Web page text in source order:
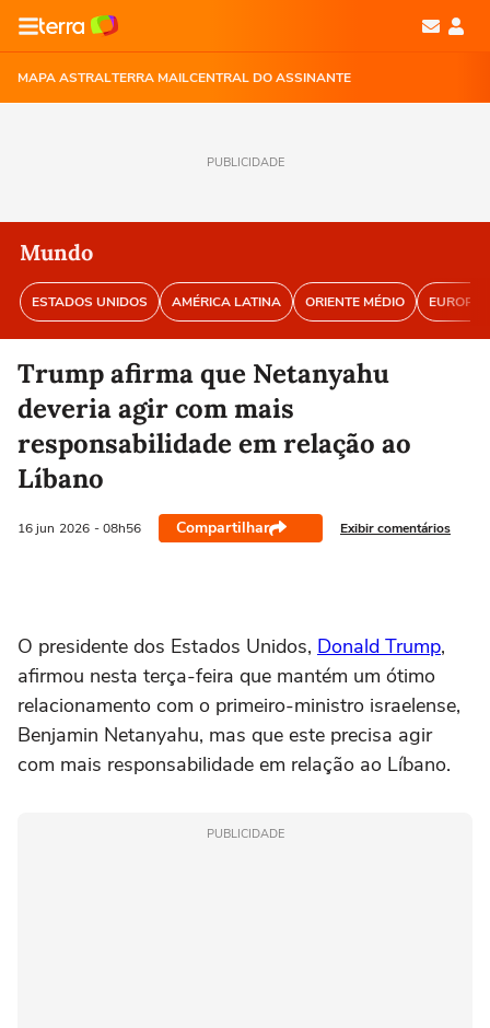
MAPA ASTRALTERRA MAILCENTRAL DO ASSINANTE
PUBLICIDADE
Mundo
ESTADOS UNIDOS AMÉRICA LATINA ORIENTE MÉDIO EUROPA
Trump afirma que Netanyahu
deveria agir com mais
responsabilidade em relação ao
Líbano
16 jun 2026 - 08h56 Compartilhar Exibir comentários
O presidente dos Estados Unidos, Donald Trump,
⁠afirmou nesta ‌terça-feira que mantém um ‌ótimo
‌relacionamento com ⁠o primeiro-ministro israelense,
Benjamin Netanyahu, mas que este precisa ‌agir
com ‌mais ⁠responsabilidade ⁠em relação ⁠ao Líbano.
PUBLICIDADE